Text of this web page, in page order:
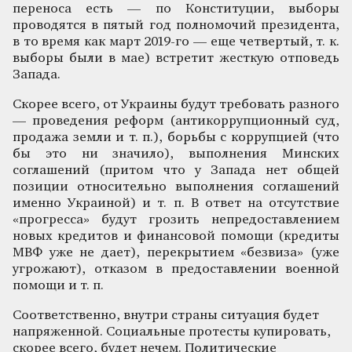
переноса есть — по Конституции, выборы
проводятся в пятый год полномочий президента,
в то время как март 2019-го — еще четвертый, т. к.
выборы были в мае) встретит жесткую отповедь
Запада.
Скорее всего, от Украины будут требовать разного
— проведения реформ (антикоррупционный суд,
продажа земли и т. п.), борьбы с коррупцией (что
бы это ни значило), выполнения Минских
соглашений (притом что у Запада нет общей
позиции относительно выполнения соглашений
именно Украиной) и т. п. В ответ на отсутствие
«прогресса» будут грозить непредоставлением
новых кредитов и финансовой помощи (кредиты
МВФ уже не дает), перекрытием «безвиза» (уже
угрожают), отказом в предоставлении военной
помощи и т. п.
Соответственно, внутри страны ситуация будет
напряженной. Социальные протесты купировать,
скорее всего, будет нечем. Политические